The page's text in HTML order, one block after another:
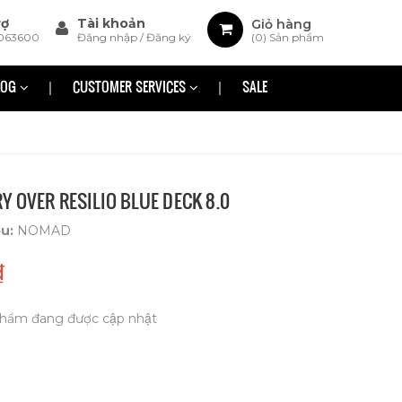
Giỏ hàng
(0) Sản phẩm
Tài khoản
Đăng nhập /Đăng ký
CUSTOMER SERVICES SALE
OVER RESILIO BLUE DECK 8.0
NOMAD
đang được cập nhật